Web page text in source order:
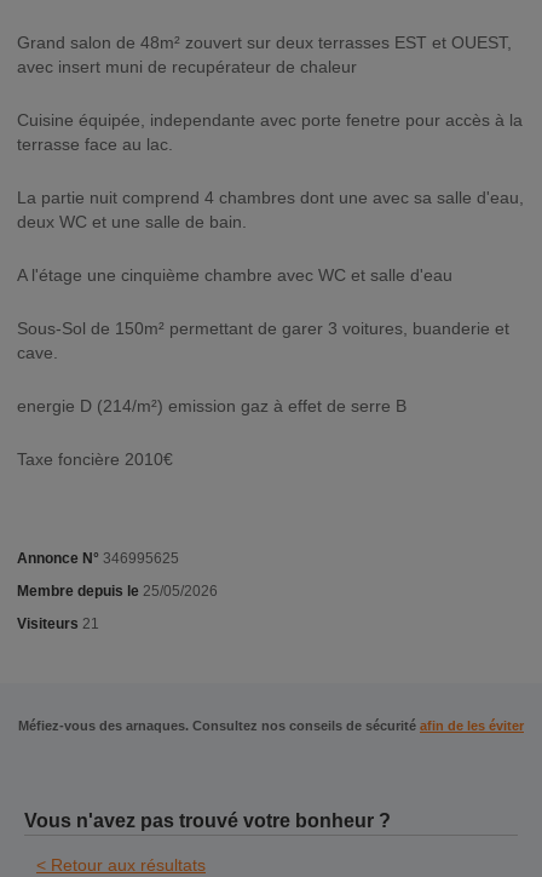
Grand salon de 48m² zouvert sur deux terrasses EST et OUEST,
avec insert muni de recupérateur de chaleur
Cuisine équipée, independante avec porte fenetre pour accès à la
terrasse face au lac.
La partie nuit comprend 4 chambres dont une avec sa salle d'eau,
deux WC et une salle de bain.
A l'étage une cinquième chambre avec WC et salle d'eau
Sous-Sol de 150m² permettant de garer 3 voitures, buanderie et
cave.
energie D (214/m²) emission gaz à effet de serre B
Taxe foncière 2010€
Annonce N° 346995625
Membre depuis le 25/05/2026
Visiteurs 21
Méfiez-vous des arnaques. Consultez nos conseils de sécurité afin de les éviter
Vous n'avez pas trouvé votre bonheur ?
< Retour aux résultats